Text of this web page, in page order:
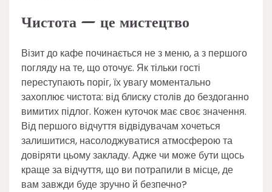
Чистота — це мистецтво
Візит до кафе починається не з меню, а з першого
погляду на те, що оточує. Як тільки гості
переступають поріг, їх увагу моментально
захоплює чистота: від блиску столів до бездоганно
вимитих підлог. Кожен куточок має своє значення.
Від першого відчуття відвідувачам хочеться
залишитися, насолоджуватися атмосферою та
довіряти цьому закладу. Адже чи може бути щось
краще за відчуття, що ви потрапили в місце, де
вам завжди буде зручно й безпечно?